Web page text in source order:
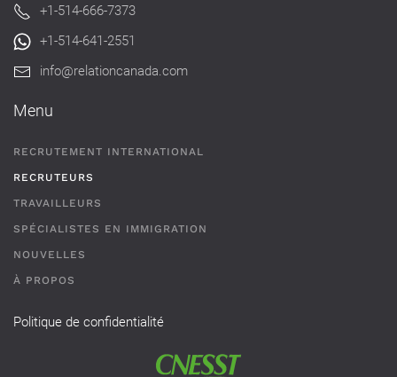
+1-514-666-7373
+1-514-641-2551
info@relationcanada.com
Menu
RECRUTEMENT INTERNATIONAL
RECRUTEURS
TRAVAILLEURS
SPÉCIALISTES EN IMMIGRATION
NOUVELLES
À PROPOS
Politique de confidentialité